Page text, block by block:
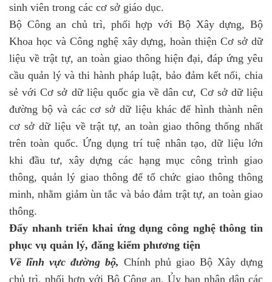
sinh viên trong các cơ sở giáo dục.
Bộ Công an chủ trì, phối hợp với Bộ Xây dựng, Bộ
Khoa học và Công nghệ xây dựng, hoàn thiện Cơ sở dữ
liệu về trật tự, an toàn giao thông hiện đại, đáp ứng yêu
cầu quản lý và thi hành pháp luật, bảo đảm kết nối, chia
sẻ với Cơ sở dữ liệu quốc gia về dân cư, Cơ sở dữ liệu
đường bộ và các cơ sở dữ liệu khác để hình thành nên
cơ sở dữ liệu về trật tự, an toàn giao thông thống nhất
trên toàn quốc. Ứng dụng trí tuệ nhân tạo, dữ liệu lớn
khi đầu tư, xây dựng các hạng mục công trình giao
thông, quản lý giao thông để tổ chức giao thông thông
minh, nhằm giảm ùn tắc và bảo đảm trật tự, an toàn giao
thông.
Đẩy nhanh triển khai ứng dụng công nghệ thông tin
phục vụ quản lý, đăng kiểm phương tiện
Về lĩnh vực đường bộ, Chính phủ giao Bộ Xây dựng
chủ trì, phối hợp với Bộ Công an, Ủy ban nhân dân các